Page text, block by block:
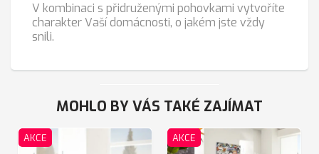
V kombinaci s přidruženými pohovkami vytvoříte
charakter Vaší domácnosti, o jakém jste vždy
snili.
MOHLO BY VÁS TAKÉ ZAJÍMAT
AKCE AKCE